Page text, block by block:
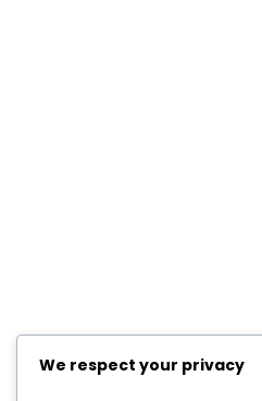
We respect your privacy